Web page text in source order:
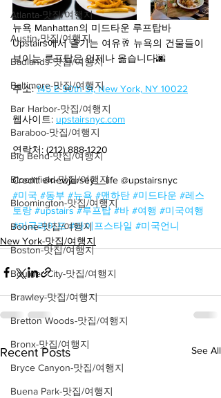
Atlanta-맛집/여행지
Austin-맛집/여행지
Badlands-맛집/여행지
Baltimore-맛집/여행지
Bar Harbor-맛집/여행지
Baraboo-맛집/여행지
Big Bend-맛집/여행지
Bloomfield-맛집/여행지
Bloomington-맛집/여행지
Boone-맛집/여행지
Boston-맛집/여행지
Boulder City-맛집/여행지
Brawley-맛집/여행지
Bretton Woods-맛집/여행지
Bronx-맛집/여행지
Bryce Canyon-맛집/여행지
Buena Park-맛집/여행지
뉴욕 Manhattan의 미드타운 루프탑바
Upstairs에서 즐기는 여유🥂 뉴욕의 건물들이
보이는 루프탑은 언제나 옮습니다🌆
주소: 145 E 50th St, New York, NY 10022
웹사이트: upstairsnyc.com
연락처: (212) 888-1220
Credit: @newjersey__life @upstairsnyc
#미국 #동부 #뉴욕 #맨하탄 #미드타운 #레스
토랑 #upstairs #루프탑 #바 #여행 #미국여행
#미국라이프 #라이프스타일 #미국언니
New York-맛집/여행지
Recent Posts See All